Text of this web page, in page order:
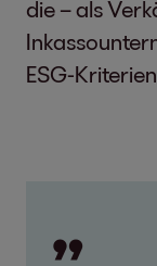
die – als
ESG-